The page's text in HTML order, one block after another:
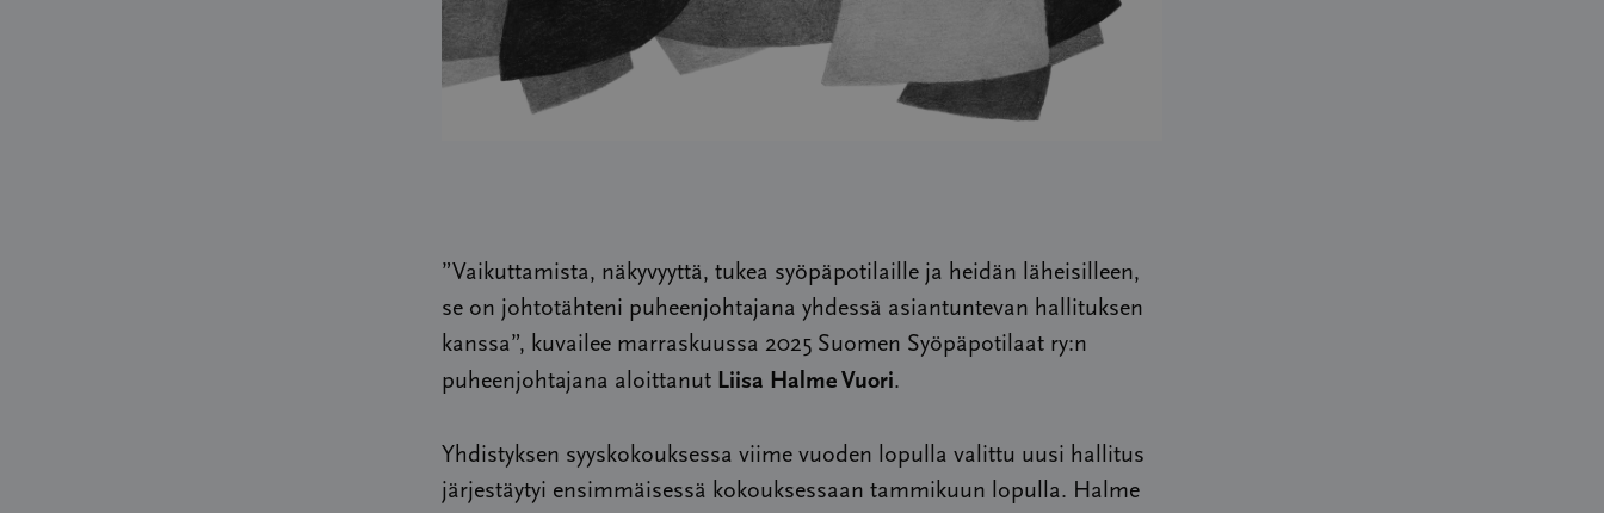
”Vaikuttamista, näkyvyyttä, tukea syöpäpotilaille ja heidän läheisilleen,
se on johtotähteni puheenjohtajana yhdessä asiantuntevan hallituksen
kanssa”, kuvailee marraskuussa 2025 Suomen Syöpäpotilaat ry:n
puheenjohtajana aloittanut Liisa Halme Vuori.
Yhdistyksen syyskokouksessa viime vuoden lopulla valittu uusi hallitus
järjestäytyi ensimmäisessä kokouksessaan tammikuun lopulla. Halme